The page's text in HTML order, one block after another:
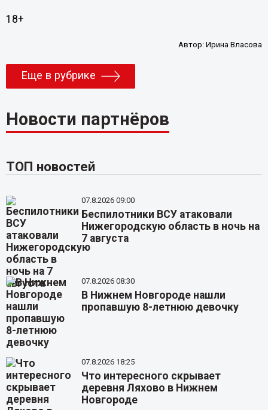
18+
Автор:Ирина Власова
Еще в рубрике
Новости партнёров
ТОП новостей
07.8.2026 09:00
Беспилотники ВСУ атаковали
Нижегородскую область в ночь на
7 августа
07.8.2026 08:30
В Нижнем Новгороде нашли
пропавшую 8-летнюю девочку
07.8.2026 18:25
Что интересного скрывает
деревня Ляхово в Нижнем
Новгороде